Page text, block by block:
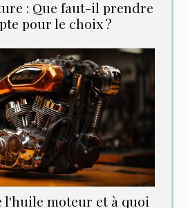
: Que faut-il prendre
pour le choix ?
l'huile moteur et à quoi